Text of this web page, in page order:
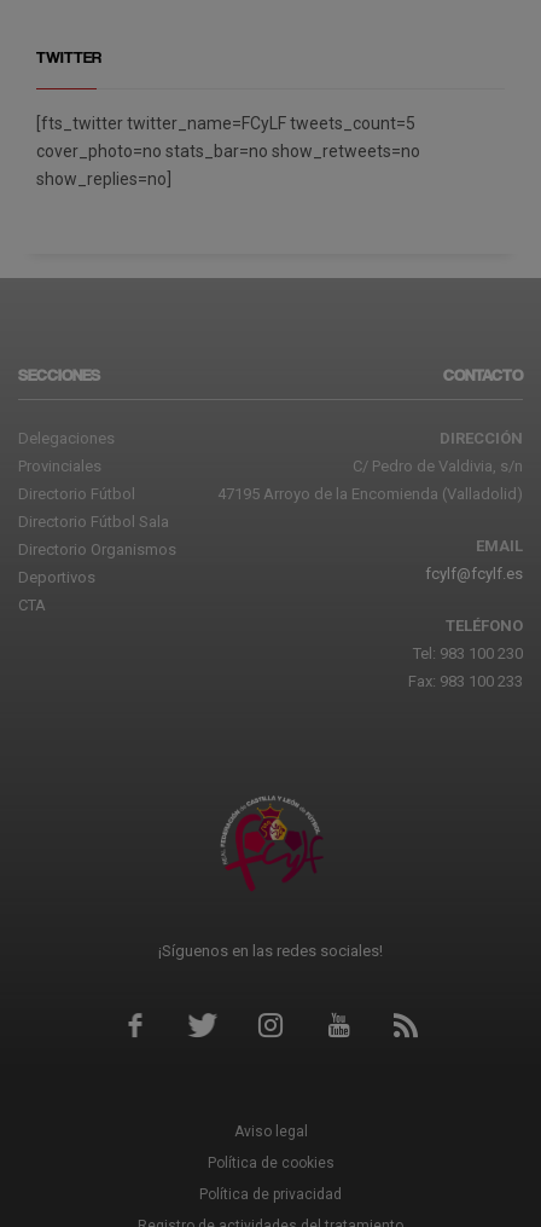
TWITTER
[fts_twitter twitter_name=FCyLF tweets_count=5
cover_photo=no stats_bar=no show_retweets=no
show_replies=no]
SECCIONES
Delegaciones
Provinciales
Directorio Fútbol
Directorio Fútbol Sala
Directorio Organismos
Deportivos
CTA
CONTACTO
DIRECCIÓN
C/ Pedro de Valdivia, s/n
47195 Arroyo de la Encomienda (Valladolid)
EMAIL
fcylf@fcylf.es
TELÉFONO
Tel: 983 100 230
Fax: 983 100 233
¡Síguenos en las redes sociales!
Aviso legal
Política de cookies
Política de privacidad